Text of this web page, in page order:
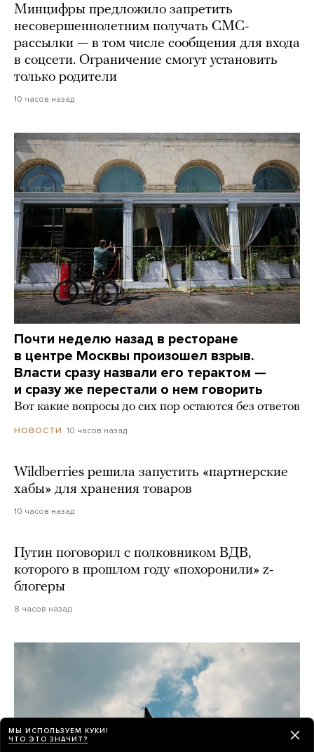
Минцифры предложило запретить
несовершеннолетним получать СМС-
рассылки — в том числе сообщения для входа
в соцсети. Ограничение смогут установить
только родители
10 часов назад
Почти неделю назад в ресторане
в центре Москвы произошел взрыв.
Власти сразу назвали его терактом —
и сразу же перестали о нем говорить
Вот какие вопросы до сих пор остаются без ответов
НОВОСТИ 10 часов назад
Wildberries решила запустить «партнерские
хабы» для хранения товаров
10 часов назад
Путин поговорил с полковником ВДВ,
которого в прошлом году «похоронили» z-
блогеры
8 часов назад
МЫ ИСПОЛЬЗУЕМ КУКИ!
ЧТО ЭТО ЗНАЧИТ?